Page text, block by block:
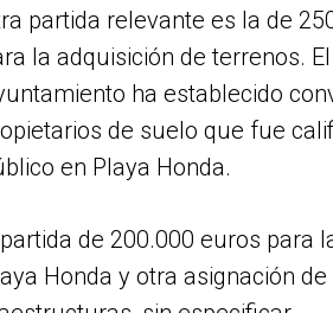
partida relevante es la de
la adquisición de terrenos. El
ha establecido
de suelo que fue
en Playa Honda.
de 200.000 euros para
Honda y otra asignación de